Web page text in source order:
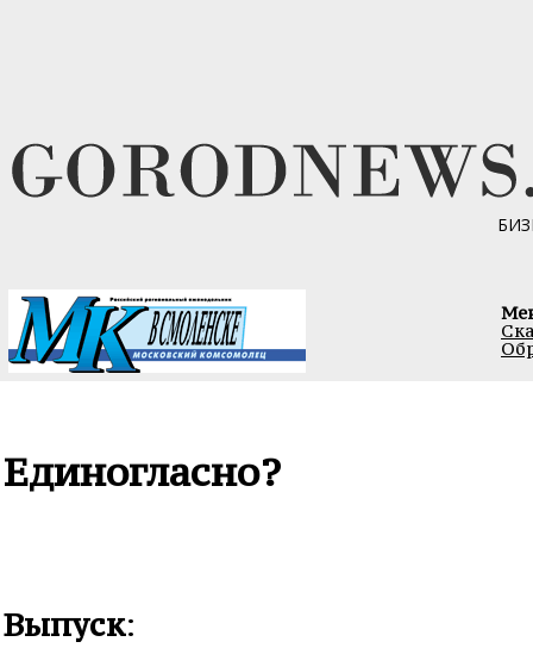
Единогласно?
Выпуск: